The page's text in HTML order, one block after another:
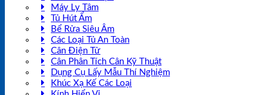
Máy Ly Tâm
Tủ Hút Ẩm
Bể Rửa Siêu Âm
Các Loại Tủ An Toàn
Cân Điện Tử
Cân Phân Tích Cân Kỹ Thuật
Dụng Cụ Lấy Mẫu Thí Nghiệm
Khúc Xạ Kế Các Loại